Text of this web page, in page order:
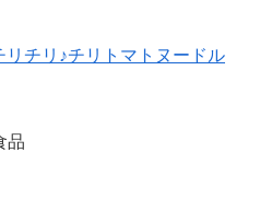
リチリ♪チリトマトヌードル
品